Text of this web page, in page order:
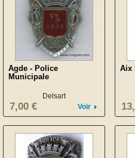
Agde - Police
Municipale
Voir
Delsart
7,00 €
Aix